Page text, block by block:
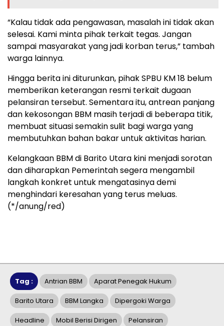
“Kalau tidak ada pengawasan, masalah ini tidak akan
selesai. Kami minta pihak terkait tegas. Jangan
sampai masyarakat yang jadi korban terus,” tambah
warga lainnya.
Hingga berita ini diturunkan, pihak SPBU KM 18 belum
memberikan keterangan resmi terkait dugaan
pelansiran tersebut. Sementara itu, antrean panjang
dan kekosongan BBM masih terjadi di beberapa titik,
membuat situasi semakin sulit bagi warga yang
membutuhkan bahan bakar untuk aktivitas harian.
Kelangkaan BBM di Barito Utara kini menjadi sorotan
dan diharapkan Pemerintah segera mengambil
langkah konkret untuk mengatasinya demi
menghindari keresahan yang terus meluas.
(*/anung/red)
Tag : Antrian BBM Aparat Penegak Hukum
Barito Utara BBM Langka Dipergoki Warga
Headline Mobil Berisi Dirigen Pelansiran